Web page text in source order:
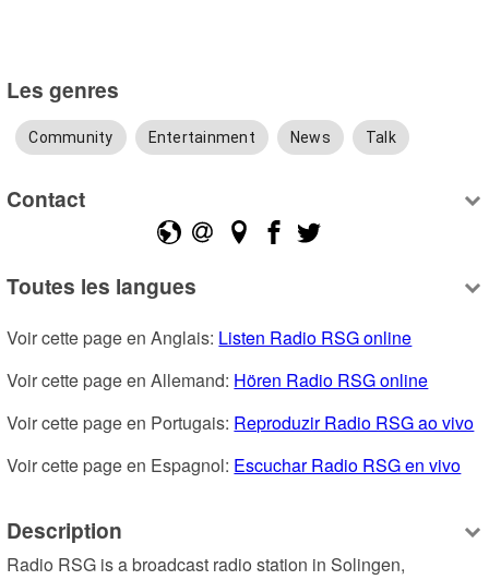
Les genres
Community Entertainment News Talk
Contact
Toutes les langues
Voir cette page en Anglais: Listen Radio RSG online
Voir cette page en Allemand: Hören Radio RSG online
Voir cette page en Portugais: Reproduzir Radio RSG ao vivo
Voir cette page en Espagnol: Escuchar Radio RSG en vivo
Description
Radio RSG is a broadcast radio station in Solingen,